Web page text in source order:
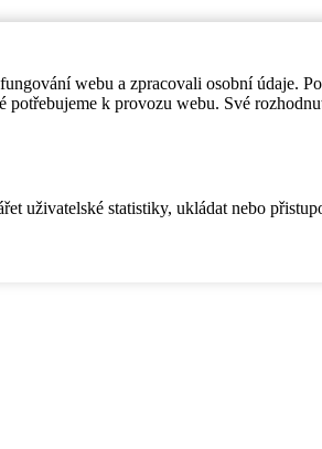
webu a zpracovali osobní údaje.
potřebujeme k provozu webu. Své
uživatelské statistiky, ukládat nebo